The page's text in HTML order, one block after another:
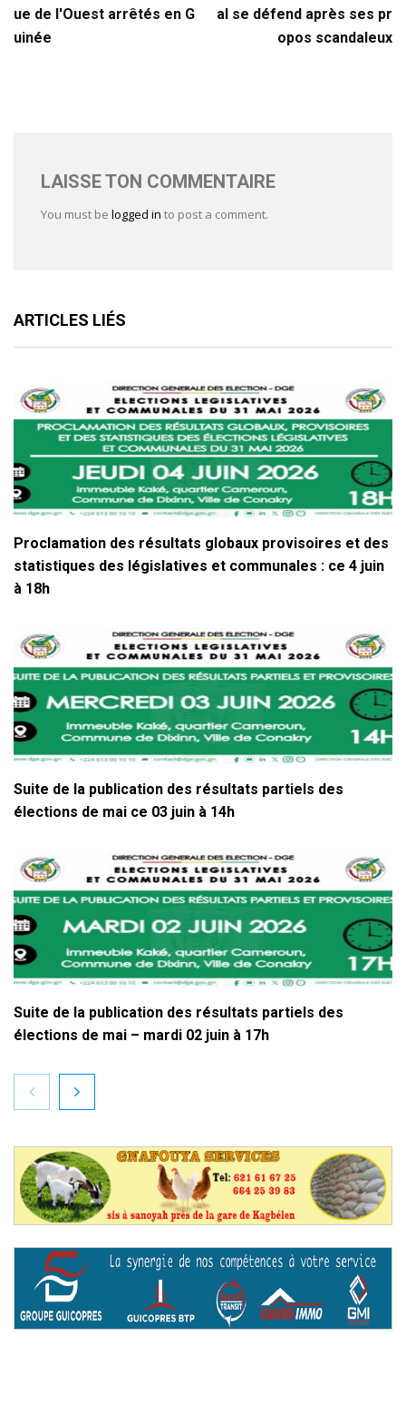
ue de l'Ouest arrêtés en G
uinée
al se défend après ses pr
opos scandaleux
LAISSE TON COMMENTAIRE
You must be logged in to post a comment.
ARTICLES LIÉS
Proclamation des résultats globaux provisoires et des
statistiques des législatives et communales : ce 4 juin
à 18h
Suite de la publication des résultats partiels des
élections de mai ce 03 juin à 14h
Suite de la publication des résultats partiels des
élections de mai – mardi 02 juin à 17h